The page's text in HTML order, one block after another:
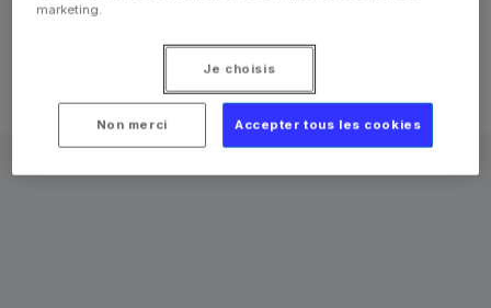
marketing.
Je choisis
Non merci Accepter tous les cookies